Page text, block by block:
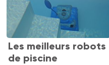
Les meilleurs robots
de piscine